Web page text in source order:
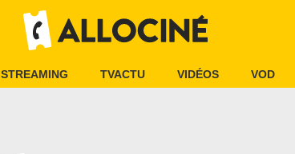
STREAMING TVACTU VIDÉOS VOD